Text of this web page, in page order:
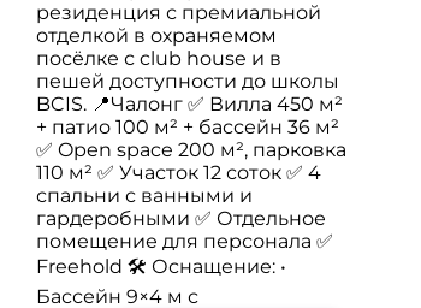
резиденция с премиальной
отделкой в охраняемом
посёлке с club house и в
пешей доступности до школы
BCIS. 📍Чалонг ✅ Вилла 450 м²
+ патио 100 м² + бассейн 36 м²
✅ Open space 200 м², парковка
110 м² ✅ Участок 12 соток ✅ 4
спальни с ванными и
гардеробными ✅ Отдельное
помещение для персонала ✅
Freehold 🛠️ Оснащение: •
Бассейн 9×4 м с